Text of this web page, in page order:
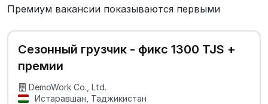
Премиум вакансии показываются первыми
Сезонный грузчик - фикс 1300 TJS +
премии
DemoWork Co., Ltd.
Истаравшан, Таджикистан